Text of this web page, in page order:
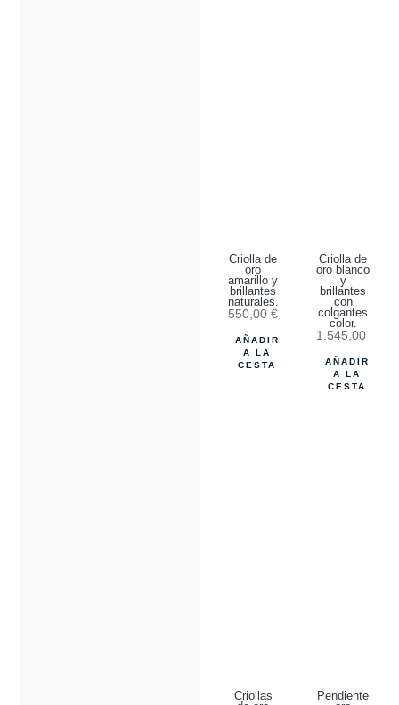
Criolla de
oro
amarillo y
brillantes
naturales.
550,00€
AÑADIR
A LA
CESTA
Criolla de
oro blanco
y
brillantes
con
colgantes
color.
1.545,00 €
AÑADIR
A LA
CESTA
Criollas
Pendiente